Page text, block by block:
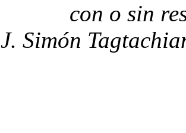
con o sin
J. Simón